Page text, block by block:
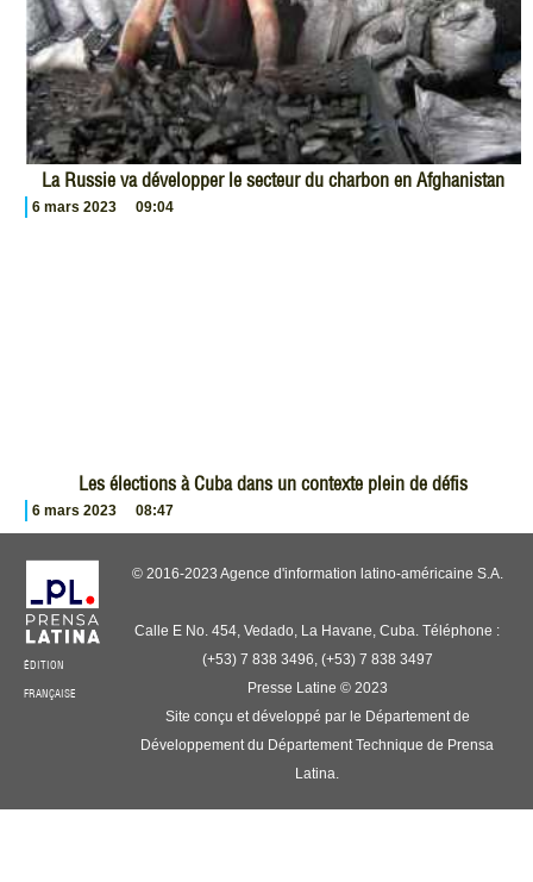
La Russie va développer le secteur du charbon en Afghanistan
6 mars 2023 09:04
Les élections à Cuba dans un contexte plein de défis
6 mars 2023 08:47
ÉDITION
FRANÇAISE
© 2016-2023 Agence d'information latino-américaine S.A.
Calle E No. 454, Vedado, La Havane, Cuba. Téléphone :
(+53) 7 838 3496, (+53) 7 838 3497
Presse Latine © 2023
Site conçu et développé par le Département de
Développement du Département Technique de Prensa
Latina.